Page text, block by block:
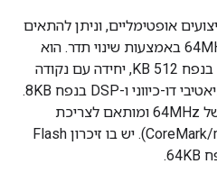
אופטימליים, וניתן להתאים
אותו לתדר של 128MHz או 64MHz באמצעות שינוי תדר. הוא
כולל 1 MB Flash, זיכרון RAM בנפח 512 KB, יחידה עם נקודה
צפה (FPU), קובץ מטמון אסוציאטיבי דו-כיווני ו-DSP בנפח 8KB.
מעבד הרשת מבוסס על שעון של 64MHz ומותאם לצריכת
אנרגיה נמוכה ויעילות (101 CoreMark/mA). יש בו זיכרון Flash